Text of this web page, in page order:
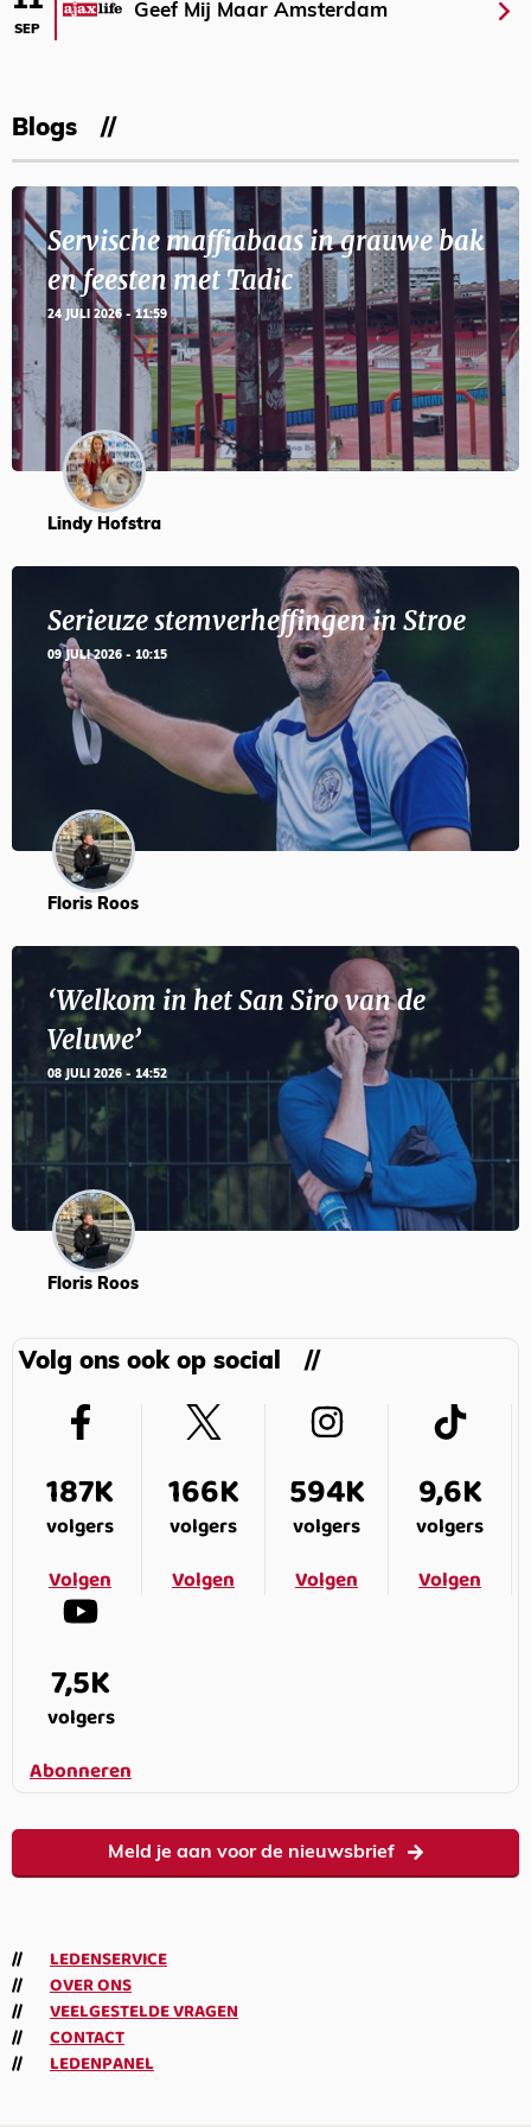
SEP
Geef Mij Maar Amsterdam
Blogs
Servische maffiabaas in grauwe bak
en feesten met Tadic
24 JULI 2026 - 11:59
Lindy Hofstra
Serieuze stemverheffingen in Stroe
09 JULI 2026 - 10:15
Floris Roos
‘Welkom in het San Siro van de
Veluwe’
08 JULI 2026 - 14:52
Floris Roos
Volg ons ook op social
187K
volgers
Volgen
166K
volgers
Volgen
594K
volgers
Volgen
9,6K
volgers
Volgen
7,5K
volgers
Abonneren
Meld je aan voor de nieuwsbrief
LEDENSERVICE
OVER ONS
VEELGESTELDE VRAGEN
CONTACT
LEDENPANEL